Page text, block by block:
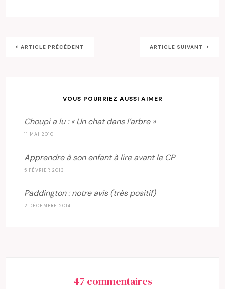
ARTICLE PRÉCÉDENT ARTICLE SUIVANT
VOUS POURRIEZ AUSSI AIMER
Choupi a lu : « Un chat dans l’arbre »
11 MAI 2010
Apprendre à son enfant à lire avant le CP
5 FÉVRIER 2013
Paddington : notre avis (très positif)
2 DÉCEMBRE 2014
47 commentaires